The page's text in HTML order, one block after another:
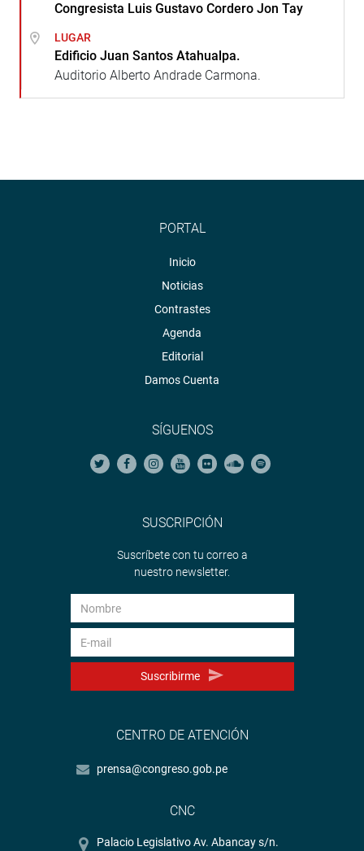
Congresista Luis Gustavo Cordero Jon Tay
LUGAR
Edificio Juan Santos Atahualpa.
Auditorio Alberto Andrade Carmona.
PORTAL
Inicio
Noticias
Contrastes
Agenda
Editorial
Damos Cuenta
SÍGUENOS
SUSCRIPCIÓN
Suscríbete con tu correo a
nuestro newsletter.
Suscribirme
CENTRO DE ATENCIÓN
prensa@congreso.gob.pe
CNC
Palacio Legislativo Av. Abancay s/n.